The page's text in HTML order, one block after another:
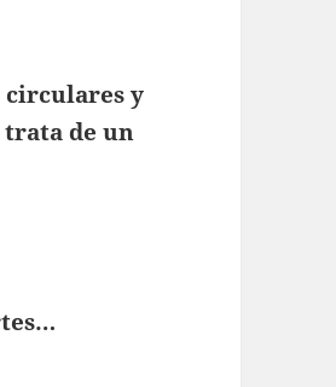
circulares y
trata de un